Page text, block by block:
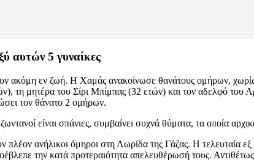
αυτών 5 γυναίκες
ακόμη εν ζωή. Η Χαμάς ανακοίνωσε θανάτους ομήρων,
τη μητέρα του Σίρι Μπίμπας (32 ετών) και τον αδελφό του
τον θάνατο 2 ομήρων.
ζωντανοί είναι σπάνιες, συμβαίνει συχνά θύματα, τα οποία
πλέον ανήλικοι όμηροι στη Λωρίδα της Γάζας. Η
την κατά προτεραιότητα απελευθέρωσή τους.